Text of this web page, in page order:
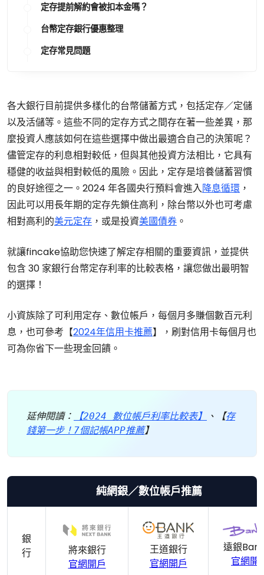
定存提前解約會被扣本金嗎？
台幣定存銀行優惠整理
定存常見問題
各大銀行目前提供多樣化的台幣儲蓄方式，包括定存／定儲
以及活儲等。這些不同的定存方式之間存在著一些差異，那
麼投資人應該如何在這些選擇中做出最適合自己的決策呢？
儘管定存的利息相對較低，但與其他投資方法相比，它具有
穩健的收益與相對較低的風險。因此，定存是培養儲蓄習慣
的良好途徑之一。2024 年各國央行預料會進入降息循環 ，
因此可以用長年期的定存先鎖住高利，除台幣以外也可考慮
相對高利的美元定存 ，或是投資美國債券 。
就讓fincake協助您快速了解定存相關的重要資訊，並提供
包含 30 家銀行台幣定存利率的比較表格，讓您做出最明智
的選擇！
小資族除了可利用定存、數位帳戶，每個月多賺個數百元利
息，也可參考【2024年信用卡推薦】，刷對信用卡每個月也
可為你省下一些現金回饋。
延伸閱讀： 【2024 數位帳戶利率比較表】 、【存
錢第一步！7個記帳APP推薦】
純網銀／數位帳戶推薦
銀
行
將來銀行
官網開戶
王道銀行
官網開戶
遠銀
官網開